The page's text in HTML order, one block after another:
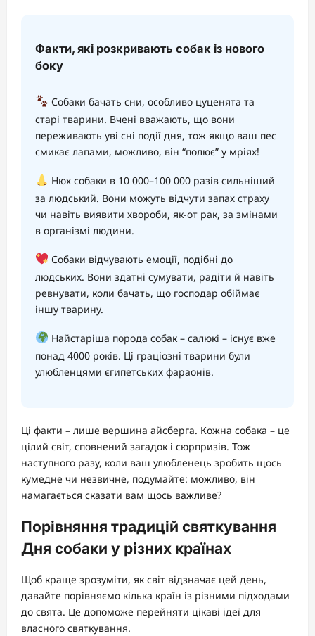
Факти, які розкривають собак із нового
боку
Собаки бачать сни, особливо цуценята та
старі тварини. Вчені вважають, що вони
переживають уві сні події дня, тож якщо ваш пес
смикає лапами, можливо, він “полює” у мріях!
Нюх собаки в 10 000–100 000 разів сильніший
за людський. Вони можуть відчути запах страху
чи навіть виявити хвороби, як-от рак, за змінами
в організмі людини.
Собаки відчувають емоції, подібні до
людських. Вони здатні сумувати, радіти й навіть
ревнувати, коли бачать, що господар обіймає
іншу тварину.
Найстаріша порода собак – салюкі – існує вже
понад 4000 років. Ці граціозні тварини були
улюбленцями єгипетських фараонів.
Ці факти – лише вершина айсберга. Кожна собака – це
цілий світ, сповнений загадок і сюрпризів. Тож
наступного разу, коли ваш улюбленець зробить щось
кумедне чи незвичне, подумайте: можливо, він
намагається сказати вам щось важливе?
Порівняння традицій святкування
Дня собаки у різних країнах
Щоб краще зрозуміти, як світ відзначає цей день,
давайте порівняємо кілька країн із різними підходами
до свята. Це допоможе перейняти цікаві ідеї для
власного святкування.